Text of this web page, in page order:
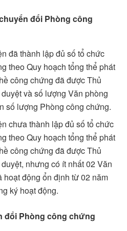
đổi Phòng công
đã thành lập đủ số tổ chức
theo Quy hoạch tổng thể phát
công chứng đã được Thủ
và số lượng Văn phòng
số lượng Phòng công chứng.
chưa thành lập đủ số tổ chức
theo Quy hoạch tổng thể phát
công chứng đã được Thủ
nhưng có ít nhất 02 Văn
động ổn định từ 02 năm
ký hoạt động.
đổi Phòng công chứng